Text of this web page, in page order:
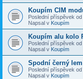
Koupím CIM
Poslední příspěvek od
Napsal v Koupím
Koupím alu kolo
Poslední příspěvek od
Napsal v Koupím
Spodní černý
Poslední příspěvek od
Napsal v Koupím